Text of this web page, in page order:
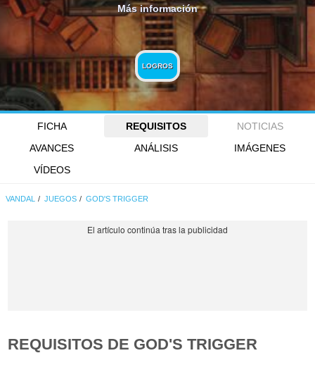
Más información
LOGROS
FICHA REQUISITOS
NOTICIAS
AVANCES
ANÁLISIS
IMÁGENES
VÍDEOS
VANDAL JUEGOS GOD'S TRIGGER
REQUISITOS DE GOD'S TRIGGER